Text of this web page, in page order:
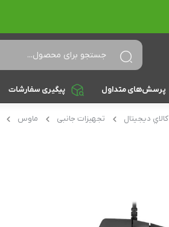
براساس cpu
پرسش‌های متداول پیگیری سفارشات
کالاي ديجيتال تجهیزات جانبی ماوس